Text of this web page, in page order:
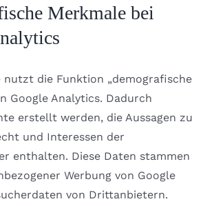
Merkmale bei
nutzt die Funktion „demografische
Google Analytics. Dadurch
erstellt werden, die Aussagen zu
und Interessen der
enthalten. Diese Daten stammen
Werbung von Google
von Drittanbietern.